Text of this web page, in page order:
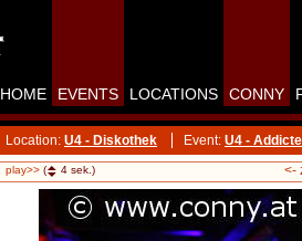
HOME EVENTS LOCATIONS CONNY
Location: U4 - Diskothek Event: U4 -
play>> ( 4 sek.) <-